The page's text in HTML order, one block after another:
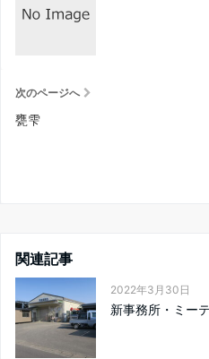
次のページへ
甕雫
関連記事
2022年3月30日
新事務所・ミー